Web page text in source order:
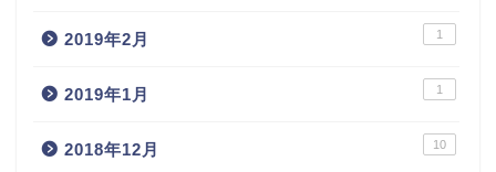
2019年2月 1
2019年1月 1
2018年12月 10